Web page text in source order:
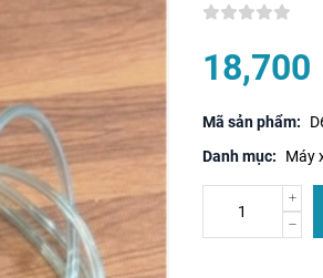
18,700
Mã sản phẩm:
Danh mục:
Máy